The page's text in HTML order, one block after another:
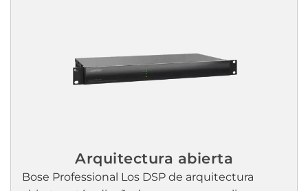
intuitiva basada en navegador proporcionan un
flujo de trabajo de configuración rápida.
Arquitectura abierta
Bose Professional Los DSP de arquitectura